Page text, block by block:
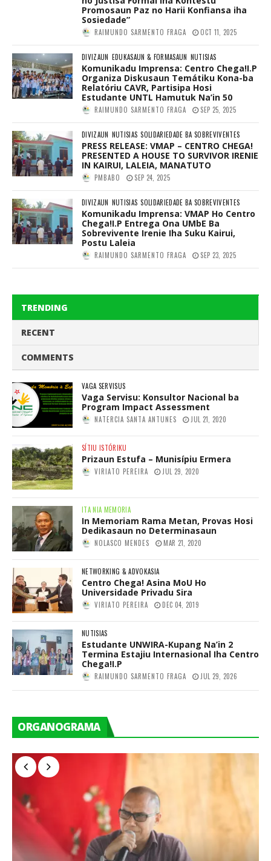
Promosaun Paz no Harii Konfiansa iha
Sosiedade”
RAIMUNDO SARMENTO FRAGA OCT 11, 2025
DIVIZAUN EDUKASAUN & FORMASAUN NUTISIAS
Komunikadu Imprensa: Centro Chega!I.P
Organiza Diskusaun Temátiku Kona-ba
Relatóriu CAVR, Partisipa Hosi
Estudante UNTL Hamutuk Na’in 50
RAIMUNDO SARMENTO FRAGA SEP 25, 2025
DIVIZAUN NUTISIAS SOLIDARIEDADE BA SOBREVIVENTES
PRESS RELEASE: VMAP – CENTRO CHEGA!
PRESENTED A HOUSE TO SURVIVOR IRENIE
IN KAIRUI, LALEIA, MANATUTO
PMBABO SEP 24, 2025
DIVIZAUN NUTISIAS SOLIDARIEDADE BA SOBREVIVENTES
Komunikadu Imprensa: VMAP Ho Centro
Chega!I.P Entrega Ona UMbE Ba
Sobrevivente Irenie Iha Suku Kairui,
Postu Laleia
RAIMUNDO SARMENTO FRAGA SEP 23, 2025
TRENDING
RECENT
COMMENTS
VAGA SERVISUS
Vaga Servisu: Konsultor Nacional ba
Program Impact Assessment
NATERCIA SANTA ANTUNES JUL 21, 2020
SÍTIU ISTÓRIKU
Prizaun Estufa – Munisípiu Ermera
VIRIATO PEREIRA JUL 29, 2020
ITA NIA MEMORIA
In Memoriam Rama Metan, Provas Hosi
Dedikasaun no Determinasaun
NOLASCO MENDES MAR 21, 2020
NETWORKING & ADVOKASIA
Centro Chega! Asina MoU Ho
Universidade Privadu Sira
VIRIATO PEREIRA DEC 04, 2019
NUTISIAS
Estudante UNWIRA-Kupang Na’in 2
Termina Estajiu Internasional Iha Centro
Chega!I.P
RAIMUNDO SARMENTO FRAGA JUL 29, 2026
ORGANOGRAMA